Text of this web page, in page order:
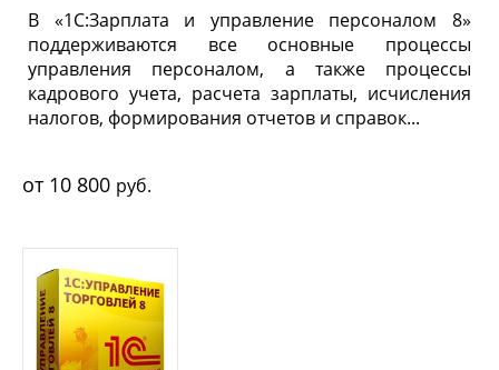
В «1С:Зарплата и управление персоналом 8»
поддерживаются все основные процессы
управления персоналом, а также процессы
кадрового учета, расчета зарплаты, исчисления
налогов, формирования отчетов и справок...
10 800 руб.